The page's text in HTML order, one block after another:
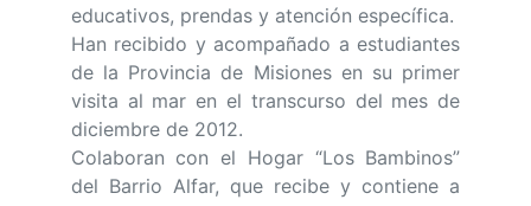
educativos, prendas y atención específica.
Han recibido y acompañado a estudiantes
de la Provincia de Misiones en su primer
visita al mar en el transcurso del mes de
diciembre de 2012.
Colaboran con el Hogar “Los Bambinos”
del Barrio Alfar, que recibe y contiene a